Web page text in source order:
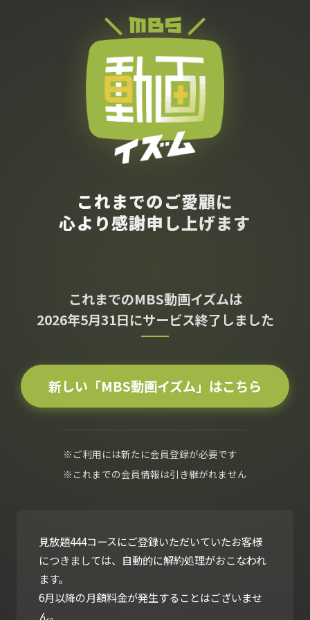
これまでのご愛顧に
心より感謝申し上げます
これまでのMBS動画イズムは
2026年5月31日にサービス終了しました
新しい「MBS動画イズム」はこちら
※ご利用には新たに会員登録が必要です
※これまでの会員情報は引き継がれません
見放題444コースにご登録いただいていたお客様
につきましては、自動的に解約処理がおこなわれ
ます。
6月以降の月額料金が発生することはございませ
ん。